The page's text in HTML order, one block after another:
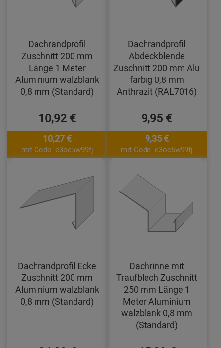
Dachrandprofil
Zuschnitt 200 mm
Länge 1 Meter
Aluminium walzblank
0,8 mm (Standard)
10,92 €
10,27 €
mit Code: e3oc5w99fj
Dachrandprofil
Abdeckblende
Zuschnitt 200 mm Alu
farbig 0,8 mm
Anthrazit (RAL7016)
9,95 €
9,35 €
mit Code: e3oc5w99fj
Dachrandprofil Ecke
Zuschnitt 200 mm
Aluminium walzblank
0,8 mm (Standard)
Dachrinne mit
Traufblech Zuschnitt
250 mm Länge 1
Meter Aluminium
walzblank 0,8 mm
(Standard)